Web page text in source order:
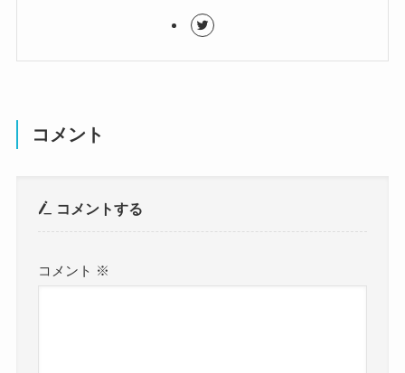
コメント
コメントする
コメント ※